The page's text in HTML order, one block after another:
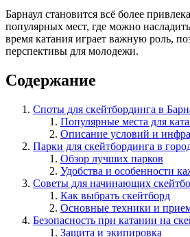
Барнаул становится всё более
популярных мест, где можно
время катания играет важную роль,
перспективы для молодежи.
Содержание
Споты для скейтбординга в
Популярные места для
Описание условий и
Парки для скейтбординга в
Обзор лучших парков
Удобства и особенности
Советы для начинающих
Как выбрать скейтборд
Основные техники и
Безопасность при катании на
Защита и экипировка